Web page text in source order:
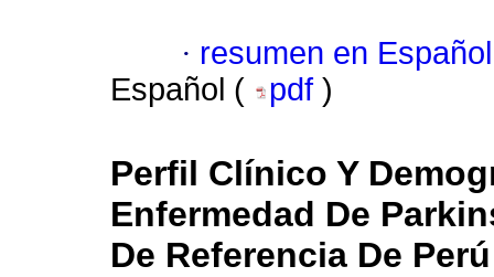
· resumen en Español
Español (
pdf )
Perfil Clínico Y
Enfermedad De
De Referencia De Perú